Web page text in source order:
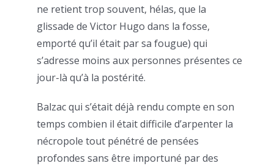
ne retient trop souvent, hélas, que la
glissade de Victor Hugo dans la fosse,
emporté qu’il était par sa fougue) qui
s’adresse moins aux personnes présentes ce
jour-là qu’à la postérité.
Balzac qui s’était déjà rendu compte en son
temps combien il était difficile d’arpenter la
nécropole tout pénétré de pensées
profondes sans être importuné par des